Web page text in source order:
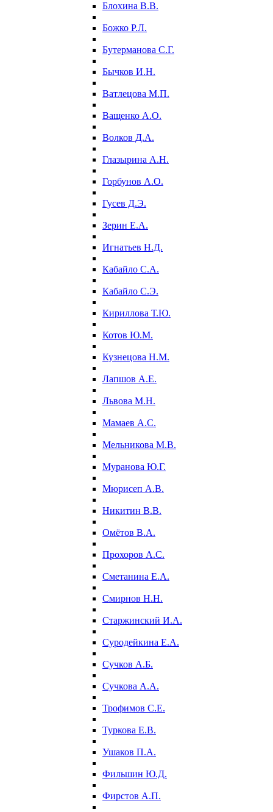
Блохина В.В.
Божко Р.Л.
Бутерманова С.Г.
Бычков И.Н.
Ватлецова М.П.
Ващенко А.О.
Волков Д.А.
Глазырина А.Н.
Горбунов А.О.
Гусев Д.Э.
Зерин Е.А.
Игнатьев Н.Д.
Кабайло С.А.
Кабайло С.Э.
Кириллова Т.Ю.
Котов Ю.М.
Кузнецова Н.М.
Лапшов А.Е.
Львова М.Н.
Мамаев А.С.
Мельникова М.В.
Муранова Ю.Г.
Мюрисеп А.В.
Никитин В.В.
Омётов В.А.
Прохоров А.С.
Сметанина Е.А.
Смирнов Н.Н.
Старжинский И.А.
Суродейкина Е.А.
Сучков А.Б.
Сучкова А.А.
Трофимов С.Е.
Туркова Е.В.
Ушаков П.А.
Фильшин Ю.Д.
Фирстов А.П.